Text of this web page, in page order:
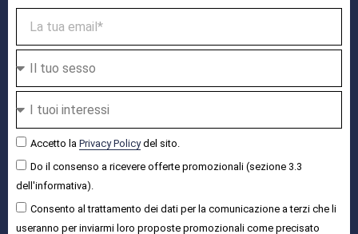
Accetto la Privacy Policydel sito.
Do il consenso a ricevere offerte promozionali (sezione 3.3
dell'informativa).
Consento al trattamento dei dati per la comunicazione a terzi che li
useranno per inviarmi loro proposte promozionali come precisato